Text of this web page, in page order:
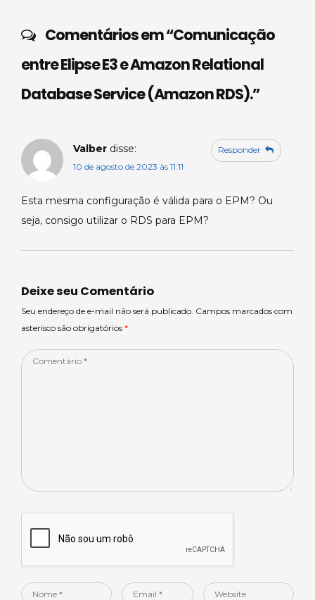
k
Comentários em “Comunicação
entre Elipse E3 e Amazon Relational
Database Service (Amazon RDS).”
Valber disse:
10 de agosto de 2023 às 11:11
Esta mesma configuração é válida para o EPM? Ou
seja, consigo utilizar o RDS para EPM?
Responder
Deixe seu Comentário
Seu endereço de e-mail não será publicado. Campos marcados com
asterisco são obrigatórios *
Comentário
Nome
Email
Website